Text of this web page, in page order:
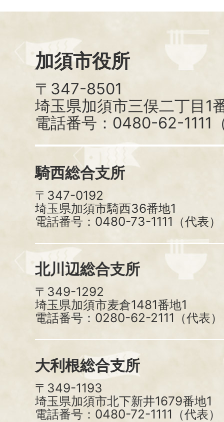
加須市役所
〒347-8501
埼玉県加須市三俣二丁目1
電話番号：0480-62-1111
騎西総合支所
〒347-0192
埼玉県加須市騎西36番地1
電話番号：0480-73-1111（代表）
北川辺総合支所
〒349-1292
埼玉県加須市麦倉1481番地1
電話番号：0280-62-2111（代表）
大利根総合支所
〒349-1193
埼玉県加須市北下新井1679番地1
電話番号：0480-72-1111（代表）